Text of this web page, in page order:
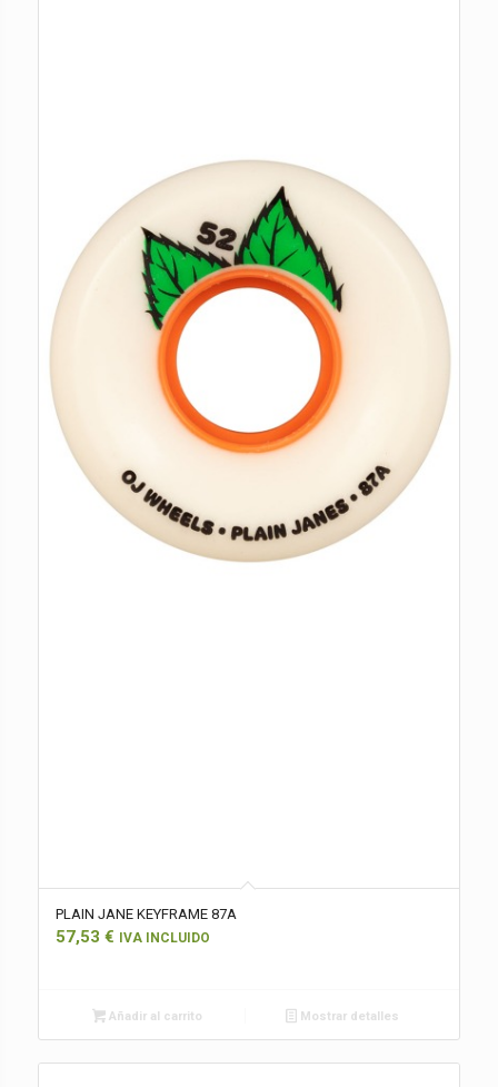
PLAIN JANE KEYFRAME 87A
57,53 € IVA INCLUIDO
Añadir al carrito Mostrar detalles